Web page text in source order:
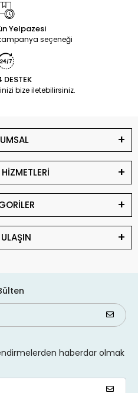
Yelpazesi
seçeneği
bize iletebilirsiniz.
haberdar olmak